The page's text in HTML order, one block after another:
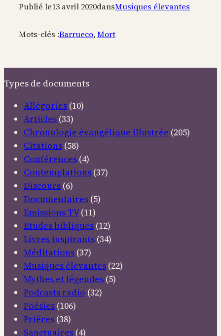
Publié le13 avril 2020dansMusiques élevantes
Mots-clés :Barrueco, Mort
Types de documents
Allégories (10)
Articles (33)
Chronologie évangélique illustrée (205)
Citations (58)
Conférences (4)
Contemplations (37)
Discours (6)
Documentaires (5)
Emissions TV(11)
Etudes bibliques (12)
Livres inspirants (34)
Méditations (37)
Musiques élevantes (22)
Mythes et légendes (5)
Podcasts radio (32)
Poésies (106)
Prières (38)
Sanctuaires (4)